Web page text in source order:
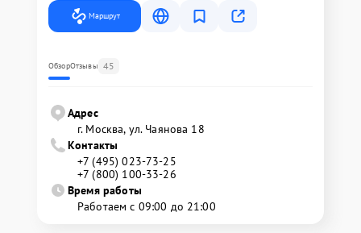
Маршрут
ОбзорОтзывы 45
Адрес
г. Москва, ул. Чаянова 18
Контакты
+7 (495) 023-73-25
+7 (800) 100-33-26
Время работы
Работаем с 09:00 до 21:00